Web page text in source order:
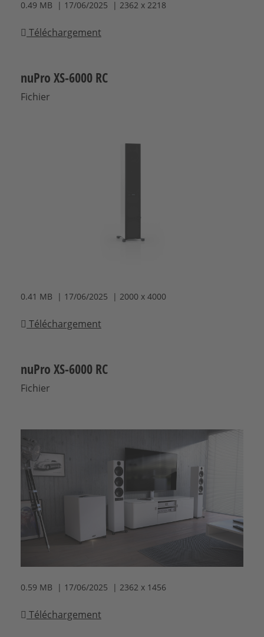
0.49 MB | 17/06/2025 | 2362 x 2218
Téléchargement
nuPro XS-6000 RC
Fichier
0.41 MB | 17/06/2025 | 2000 x 4000
Téléchargement
nuPro XS-6000 RC
Fichier
0.59 MB | 17/06/2025 | 2362 x 1456
Téléchargement